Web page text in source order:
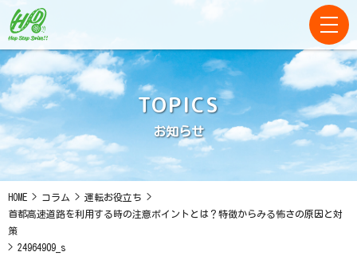
TOPICS
お知らせ
HOME > コラム > 運転お役立ち >
首都高速道路を利用する時の注意ポイントとは？特徴からみる怖さの原因と対
策
> 24964909_s